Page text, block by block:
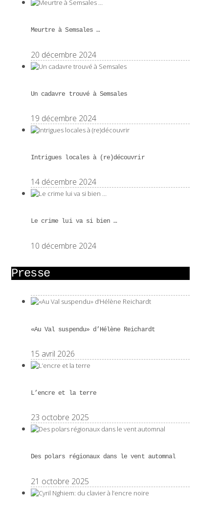
Meurtre à Semsales …
20 décembre 2024
Un cadavre trouvé à Semsales
19 décembre 2024
Intrigues locales à (re)découvrir
14 décembre 2024
Le crime lui va si bien …
10 décembre 2024
Presse
«Au Val suspendu» d’Hélène Reichardt
15 avril 2026
L’encre et la terre
23 octobre 2025
Des polars régionaux dans le vent automnal
21 octobre 2025